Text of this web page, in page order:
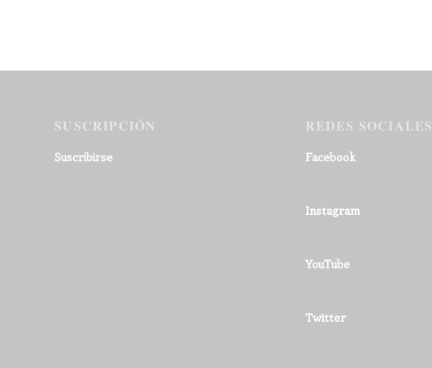
SUSCRIPCIÓN
Suscribirse
REDES SOCIALES
Facebook
Instagram
YouTube
Twitter